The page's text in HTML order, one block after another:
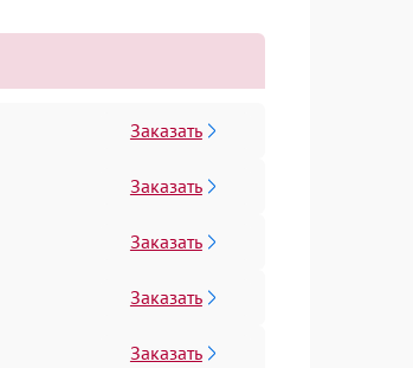
Заказать
Заказать
Заказать
Заказать
Заказать